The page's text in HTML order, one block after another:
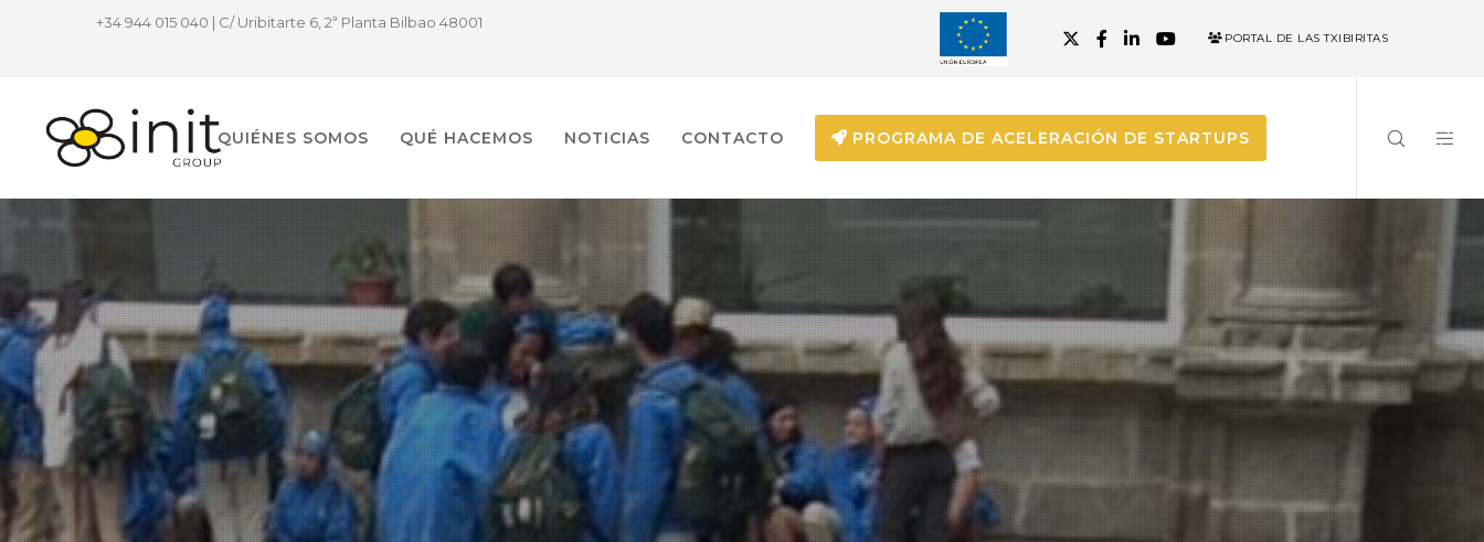
+34 944 015 040 | C/ Uribitarte 6, 2ª Planta Bilbao 48001
PORTAL DE LAS TXIBIRITAS
QUIÉNES SOMOS QUÉ HACEMOS NOTICIAS CONTACTO PROGRAMA DE ACELERACIÓN DE STARTUPS